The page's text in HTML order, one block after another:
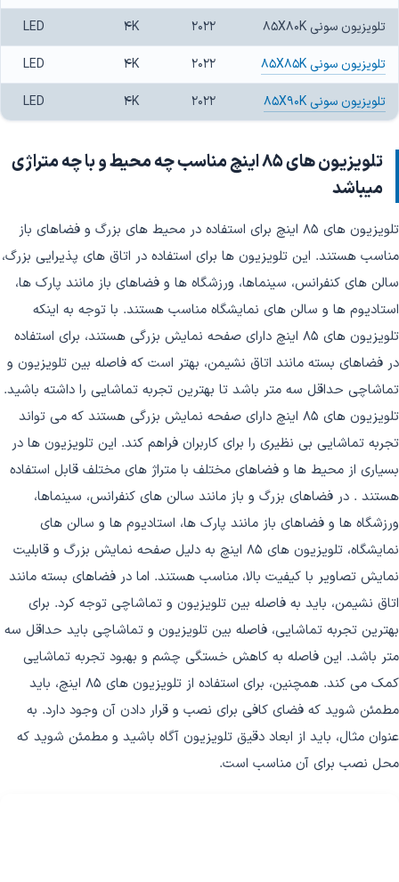
تلویزیون سونی 85X80K 2022
4K
LED
تلویزیون سونی 85X85K
2022
4K
LED
تلویزیون سونی 85X90K
2022
4K
LED
تلویزیون های 85 اینچ مناسب چه محیط و با چه متراژی
میباشد
تلویزیون های 85 اینچ برای استفاده در محیط های بزرگ و فضاهای باز
مناسب هستند. این تلویزیون ها برای استفاده در اتاق های پذیرایی بزرگ،
سالن های کنفرانس، سینماها، ورزشگاه ها و فضاهای باز مانند پارک ها،
استادیوم ها و سالن های نمایشگاه مناسب هستند. با توجه به اینکه
تلویزیون های 85 اینچ دارای صفحه نمایش بزرگی هستند، برای استفاده
در فضاهای بسته مانند اتاق نشیمن، بهتر است که فاصله بین تلویزیون و
تماشاچی حداقل سه متر باشد تا بهترین تجربه تماشایی را داشته باشید.
تلویزیون های 85 اینچ دارای صفحه نمایش بزرگی هستند که می تواند
تجربه تماشایی بی نظیری را برای کاربران فراهم کند. این تلویزیون ها در
بسیاری از محیط ها و فضاهای مختلف با متراژ های مختلف قابل استفاده
هستند . در فضاهای بزرگ و باز مانند سالن های کنفرانس، سینماها،
ورزشگاه ها و فضاهای باز مانند پارک ها، استادیوم ها و سالن های
نمایشگاه، تلویزیون های 85 اینچ به دلیل صفحه نمایش بزرگ و قابلیت
نمایش تصاویر با کیفیت بالا، مناسب هستند. اما در فضاهای بسته مانند
اتاق نشیمن، باید به فاصله بین تلویزیون و تماشاچی توجه کرد. برای
بهترین تجربه تماشایی، فاصله بین تلویزیون و تماشاچی باید حداقل سه
متر باشد. این فاصله به کاهش خستگی چشم و بهبود تجربه تماشایی
کمک می کند. همچنین، برای استفاده از تلویزیون های 85 اینچ، باید
مطمئن شوید که فضای کافی برای نصب و قرار دادن آن وجود دارد. به
عنوان مثال، باید از ابعاد دقیق تلویزیون آگاه باشید و مطمئن شوید که
محل نصب برای آن مناسب است.